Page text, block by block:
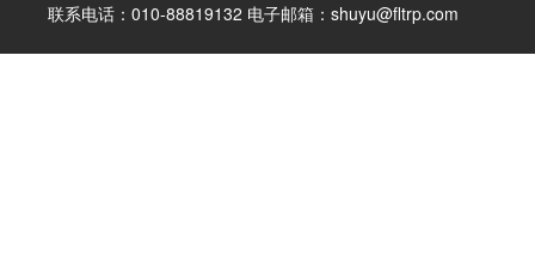
联系电话：010-88819132 电子邮箱：shuyu@fltrp.com